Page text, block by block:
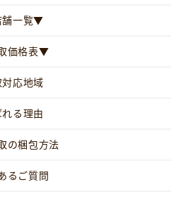
一覧▼
価格表▼
対応地域
る理由
の梱包方法
るご質問